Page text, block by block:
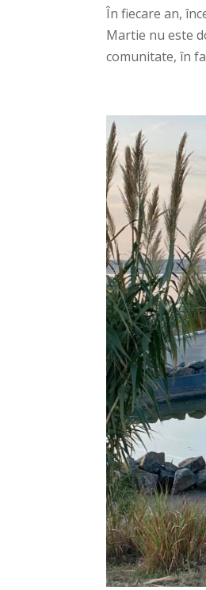
În fiecare an,
Martie nu este
comunitate, în